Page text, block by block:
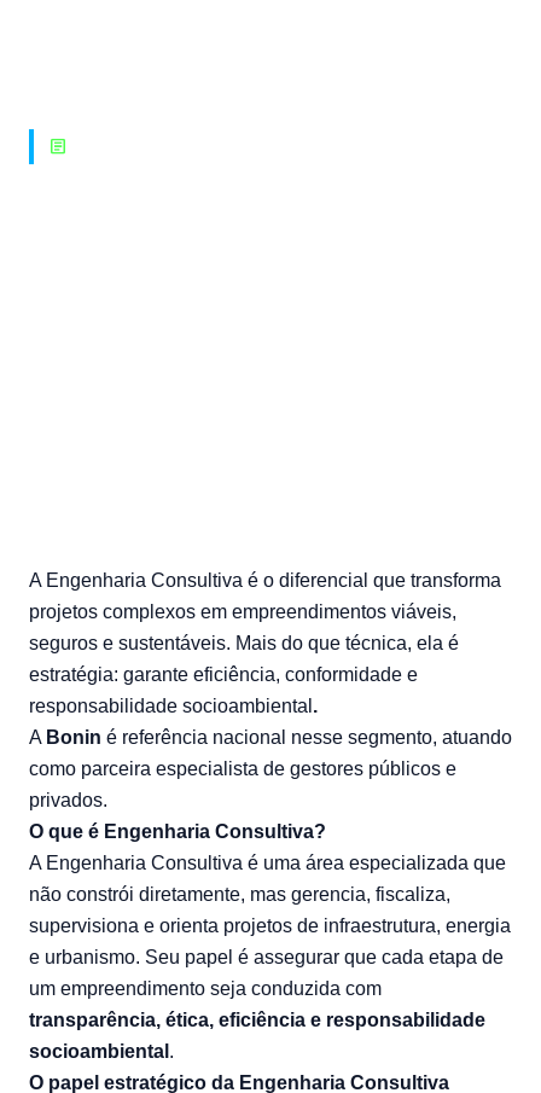
article
A Engenharia Consultiva é o diferencial que transforma
projetos complexos em empreendimentos viáveis,
seguros e sustentáveis. Mais do que técnica, ela é
estratégia: garante eficiência, conformidade e
responsabilidade socioambiental .
A Bonin é referência nacional nesse segmento, atuando
como parceira especialista de gestores públicos e
privados.
O que é Engenharia Consultiva?
A Engenharia Consultiva é uma área especializada que
não constrói diretamente, mas gerencia, fiscaliza,
supervisiona e orienta projetos de infraestrutura, energia
e urbanismo. Seu papel é assegurar que cada etapa de
um empreendimento seja conduzida com
transparência, ética, eficiência e responsabilidade
socioambiental .
O papel estratégico da Engenharia Consultiva